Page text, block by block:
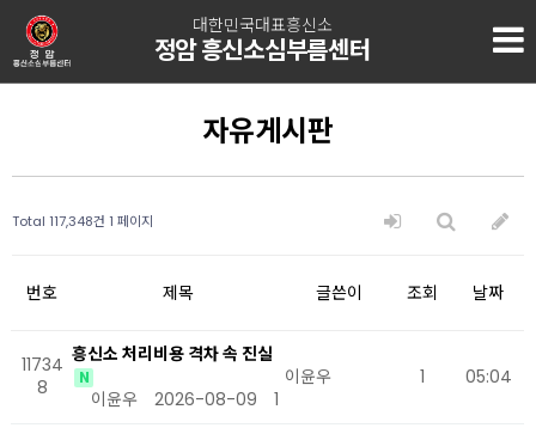
대한민국대표흥신소
정암 흥신소심부름센터
자유게시판
Total 117,348건 1 페이지
번호 제목 글쓴이 조회 날짜
11734
8
흥신소 처리비용 격차 속 진실
N
이윤우 2026-08-09 1
이윤우 1 05:04